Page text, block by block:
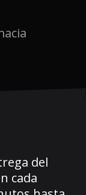
del
cada